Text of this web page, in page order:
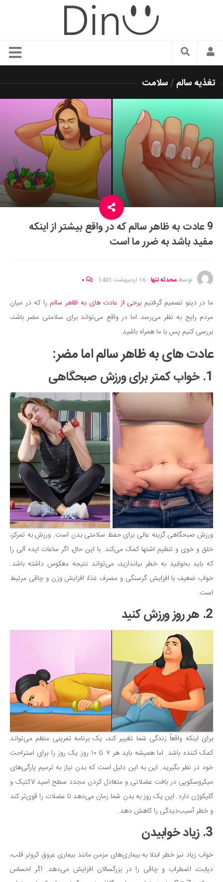
سبک زندگی
زیبایی و آرایش
شیک پوشی
دکوراسیون و چیدمان
غذا
رستوران گردی
سفر و گردشگری
ایران گردی
جهان گردی
موفقیت و مهارت‌های فردی
تغذیه سالم
بهداشت
بیماری و درمان
کودک و مادر
ورزش و تندرستی
روانشناسی
مراکز پزشکی و دارویی
فرهنگ و هنر
تلویزیون
موسیقی
چهره‌ها
عکاسی و هنرهای تجسمی
کتاب و کتاب‌خوانی
تاریخ
معماری
علمی
نجوم و هوا فضا
زمین و محیط زیست
خودرو
سرگرمی
دانستنی‌ها
بازی
طنز
فال
مسابقه
اخبار
تغذیه سالم /سلامت
9 عادت به ظاهر سالم که در واقع بیشتر از اینکه
مفید باشد به ضرر ما است
توسطمحدثه تنها · 16 اردیبهشت 1401 ·
ما در دینو تصمیم گرفتیم برخی از عادت های به ظاهر سالم را که در میان
مردم رایج به نظر می‌رسد اما در واقع می‌تواند برای سلامتی مضر باشد،
بررسی کنیم پس با ما همراه باشید.
عادت های به ظاهر سالم اما مضر:
1. خواب کمتر برای ورزش صبحگاهی
ورزش صبحگاهی گزینه عالی برای حفظ سلامتی بدن است. ورزش به تمرکز،
خلق و خوی و تنظیم اشتها کمک می‌کند. با این حال، اگر ساعات ایده آلی را
که باید بخوابید به خطر بیاندازید، می‌تواند نتیجه معکوس داشته باشد.
خواب ضعیف با افزایش گرسنگی و مصرف غذا، افزایش وزن و چاقی مرتبط
است.
2. هر روز ورزش کنید
برای اینکه واقعاً زندگی شما تغییر کند، یک برنامه تمرینی منظم می‌تواند
کمک کننده باشد. اما همیشه باید هر ۷ تا ۱۰ روز یک روز را برای استراحت
خود در نظر بگیرید. این به این دلیل است که بدن نیاز به ترمیم پارگی‌های
میکروسکوپی در بافت عضلانی و متعادل کردن مجدد سطح اسید لاکتیک و
گلیکوژن دارد. این یک روز به بدن شما زمان می‌دهد تا عضلات را قوی‌تر کند
و خطر آسیب‌دیدگی را کاهش دهد.
3. زیاد خوابیدن
خواب زیاد نیز خطر ابتلا به بیماری‌های مزمن مانند بیماری عروق کرونر قلب،
دیابت، اضطراب و چاقی را در بزرگسالان افزایش می‌دهد. اگر احساس